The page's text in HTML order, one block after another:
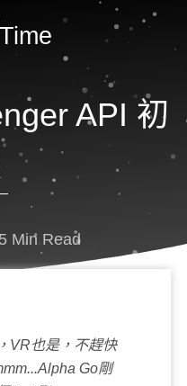
API 初
5 Min Read
VR也是，不趕快
Go剛